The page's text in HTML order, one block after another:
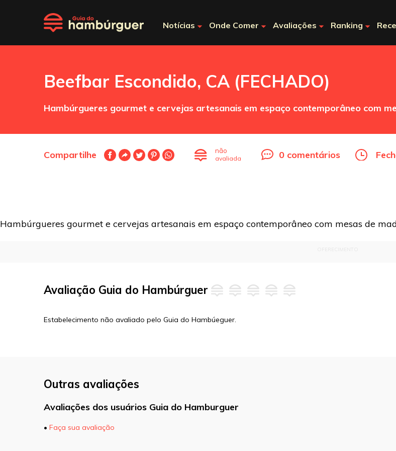
Notícias Onde Comer Avaliações Ranking
Beefbar Escondido, CA (FECHADO)
Hambúrgueres gourmet e cervejas artesanais em espaço contemporâneo com
Compartilhe não
avaliada 0 comentários
Hambúrgueres gourmet e cervejas artesanais em espaço contemporâneo com mesas de
Avaliação Guia do Hambúrguer
Estabelecimento não avaliado pelo Guia do Hambúeguer.
Outras avaliações
Avaliações dos usuários Guia do Hamburguer
• Faça sua avaliação